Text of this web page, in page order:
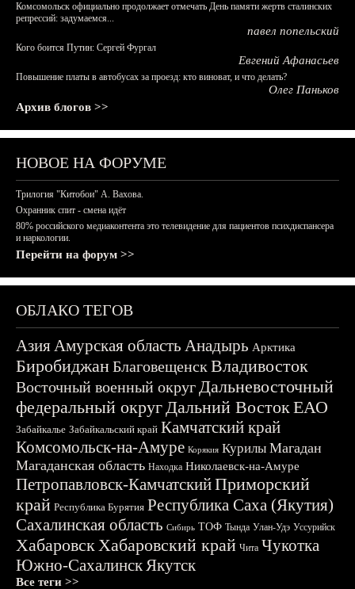
Комсомольск официально продолжает отмечать День памяти жертв сталинских
репрессий: задумаемся...
павел попельский
Кого боится Путин: Сергей Фургал
Евгений Афанасьев
Повышение платы в автобусах за проезд: кто виноват, и что делать?
Олег Паньков
Архив блогов >>
НОВОЕ НА ФОРУМЕ
Трилогия "Китобои" А. Вахова.
Охранник спит - смена идёт
80% российского медиаконтента это телевидение для пациентов психдиспансера
и наркологии.
Перейти на форум >>
ОБЛАКО ТЕГОВ
АзияАмурская область Анадырь Арктика
БиробиджанБлаговещенскВладивосток
Восточный военный округДальневосточный
федеральный округДальний ВостокЕАО
Забайкалье Забайкальский край Камчатский край
Комсомольск-на-Амуре Корякия Курилы Магадан
Магаданская область Находка Николаевск-на-Амуре
Петропавловск-КамчатскийПриморский
край Республика Бурятия Республика Саха (Якутия)
Сахалинская область Сибирь ТОФ Тында Улан-Удэ Уссурийск
ХабаровскХабаровский край Чита Чукотка
Южно-СахалинскЯкутск
Все теги >>